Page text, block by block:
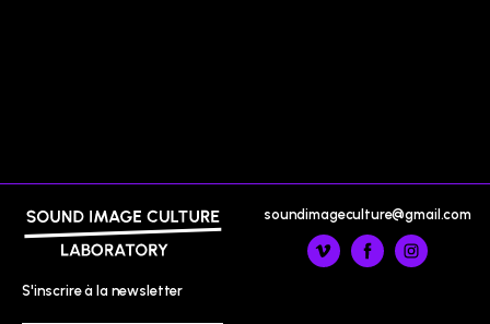
soundimageculture@gmail.com
S'inscrire à la newsletter